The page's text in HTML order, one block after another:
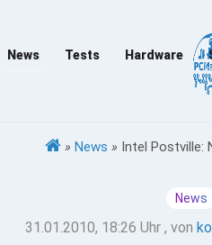
News Tests Hardware
» News » Intel Postville:
News
31.01.2010, 18:26 Uhr , von